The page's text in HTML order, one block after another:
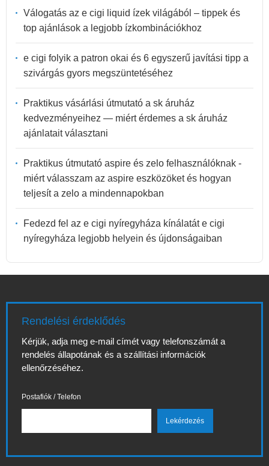
Válogatás az e cigi liquid ízek világából – tippek és
top ajánlások a legjobb ízkombinációkhoz
e cigi folyik a patron okai és 6 egyszerű javítási tipp a
szivárgás gyors megszüntetéséhez
Praktikus vásárlási útmutató a sk áruház
kedvezményeihez — miért érdemes a sk áruház
ajánlatait választani
Praktikus útmutató aspire és zelo felhasználóknak -
miért válasszam az aspire eszközöket és hogyan
teljesít a zelo a mindennapokban
Fedezd fel az e cigi nyíregyháza kínálatát e cigi
nyíregyháza legjobb helyein és újdonságaiban
Rendelési érdeklődés
Kérjük, adja meg e-mail címét vagy telefonszámát a
rendelés állapotának és a szállítási információk
ellenőrzéséhez.
Postafiók / Telefon